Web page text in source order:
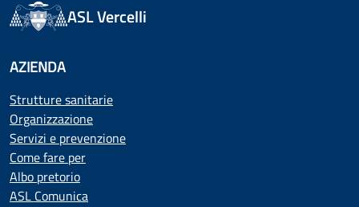
ASL Vercelli
AZIENDA
Strutture sanitarie
Organizzazione
Servizi e prevenzione
Come fare per
Albo pretorio
ASL Comunica